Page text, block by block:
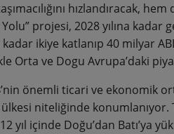
hızlandıracak,
projesi, 2028 yılına
ikiye katlanıp 40 milyar
Orta ve Dogu Avrupa’daki
önemli ticari ve ekonomik
niteliğinde
içinde Doğu’dan Batı’ya yük